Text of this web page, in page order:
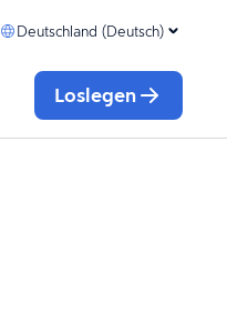
Deutschland (Deutsch)
Loslegen